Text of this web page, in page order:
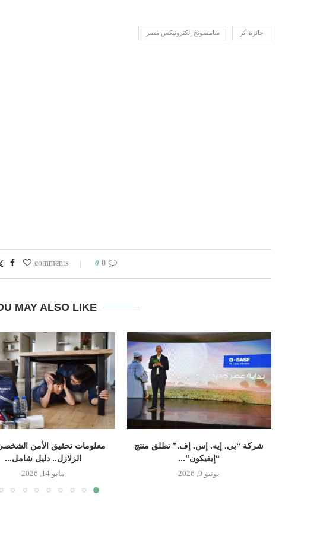
جائزة أثر سامسونج إلكترونيكس مصر
0 comments
0
MAY ALSO LIKE
شركة “بي. إيه. إس. إف.” تطلق منتج
“إيفيكون”...
يونيو 9, 2026
معلومات تحقيق الأمن الشخصي
الزلازل.. دليل شامل...
مايو 14, 2026